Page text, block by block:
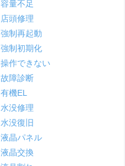
容量不足
店頭修理
強制再起動
強制初期化
操作できない
故障診断
有機EL
水没修理
水没復旧
液晶パネル
液晶交換